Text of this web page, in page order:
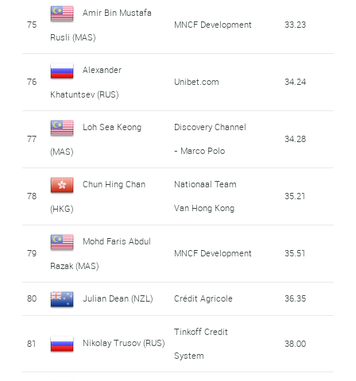
75
Amir Bin Mustafa
Rusli (MAS)
MNCF Development 33.23
76
Alexander
Khatuntsev (RUS)
Unibet.com 34.24
77
Loh Sea Keong
(MAS)
Discovery Channel
- Marco Polo
34.28
78
Chun Hing Chan
(HKG)
Nationaal Team
Van Hong Kong
35.21
79
Mohd Faris Abdul
Razak (MAS)
MNCF Development 35.51
80 Julian Dean (NZL) Crédit Agricole 36.35
81 Nikolay Trusov (RUS)
Tinkoff Credit
System
38.00